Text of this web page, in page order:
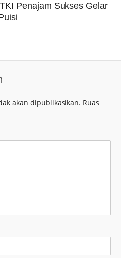
Penajam Sukses Gelar
akan dipublikasikan. Ruas